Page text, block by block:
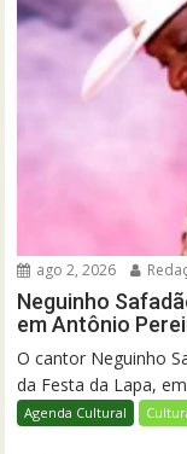
ago 2, 2026
Neguinho
em Antônio
O cantor Neguinho
da Festa da Lapa,
Agenda Cultural